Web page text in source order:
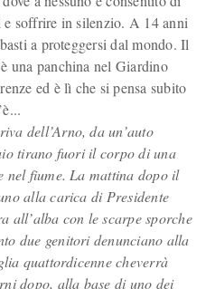
e soffrire in silenzio. A 14 anni
a proteggersi dal mondo. Il
una panchina nel Giardino
ed è lì che si pensa subito
dell’Arno, da un’auto
tirano fuori il corpo di una
nel fiume. La mattina dopo il
alla carica di Presidente
all’alba con le scarpe sporche
due genitori denunciano alla
quattordicenne cheverrà
dopo, alla base di uno dei